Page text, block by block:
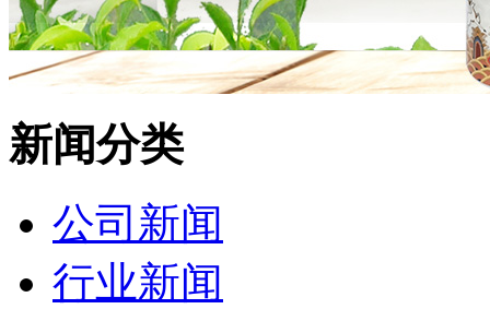
新闻分类
公司新闻
行业新闻